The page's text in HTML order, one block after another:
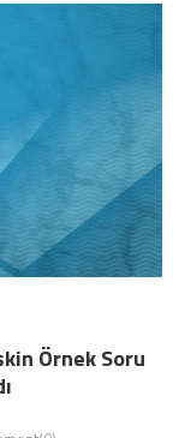
Örnek Soru